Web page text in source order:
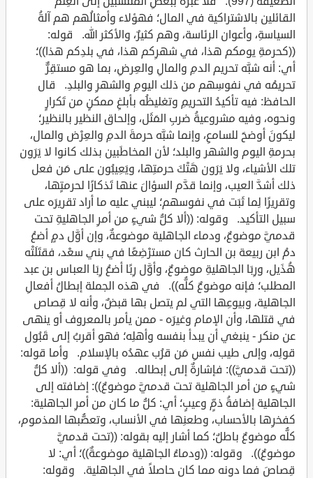
القائلين بالاشتراكية في المال؛ فهؤلاء وأمثالُهم هم آلةُ
السياسةِ، وأعوان الرئاسة، وهم كثيرٌ، والأكثر الله. قوله:
((كحرمةِ يومكم هذا، في شهرِكم هذا، في بلدِكم هذا))؛
أي: أنه شبَّه تحريم الدمِ والمالِ والعِرضِ، بما هو مستقِرٌّ
تحريمُه في نفوسِهم من ذلك اليومِ والشهرِ والبلدِ. قال
الحافظ: فيه تأكيدُ التحريمِ وتغليظُه بأبلغِ ممكنٍ من تَكرارٍ
ونحوه، وفيه مشروعيةُ ضربِ المَثَل، وإلحاق النظير بالنظير؛
ليكونَ أوضحَ للسامعِ، وإنما شبَّه حرمةَ الدمِ والعِرْض والمال،
بحرمةِ اليوم والشهر والبلد؛ لأن المخاطَبين بذلك كانوا لا يَرَون
تلك الأشياء، ولا يَرَون هَتْكَ حرمتِها، ويَعِيبُون على مَن فعل
ذلك أشدَّ العيب، وإنما قدَّم السؤالَ عنها تَذكارًا لحرمتٍها،
وتقريرًا لِما ثَبَت في نفوسهم؛ ليبني عليه ما أراد تقريرَه على
سبيل التأكيد. وقوله: ((ألا كلُّ شيءٍ من أمرِ الجاهليةِ تحت
قدميَّ موضوعٌ، ودماء الجاهلية موضوعةٌ، وإن أوَّل دمٍ أضعُ
دمُ ابن ربيعة بن الحارث كان مسترْضِعًا في بني سعْد، فقتَلَتْه
هُذَيل، ورِبَا الجاهليةِ موضوعٌ، وأوَّل رِبًا أضعُ رِبَا العباس بن عبد
المطلب؛ فإنه موضوعٌ كلُّه)). في هذه الجملة إبطالُ أفعالِ
الجاهلية، وبيوعِها التي لم يتصل بها قبضٌ، وأنه لا قِصاص
في قتلها، وأن الإمام وغيرَه - ممن يأمر بالمعروف أو ينهى
عن منكر - ينبغي أن يبدأ بنفسه وأهلِه؛ فهو أقربُ إلى قَبُول
قولِه، وإلى طيب نفسِ مَن قرُب عهدُه بالإسلام. وأما قوله:
((تحت قدميَّ)): فإشارةٌ إلى إبطاله. وفي قوله: ((ألا كلُّ
شيءٍ من أمر الجاهلية تحت قدميَّ موضوعٌ)): إضافته إلى
الجاهلية إضافةُ ذمٍّ وعيبٍ؛ أي: كلُّ ما كان من أمرِ الجاهلية:
كفخرِها بالأحساب، وطعنِها في الأنساب، وتعصُّبها المذموم،
كلُّه موضوعٌ باطلٌ؛ كما أشار إليه بقوله: ((تحت قدميَّ
موضوعٌ)). وقوله: ((ودماءُ الجاهلية موضوعةٌ))؛ أي: لا
قِصاصَ فما دونه مما كان حاصلاً في الجاهلية. وقوله: